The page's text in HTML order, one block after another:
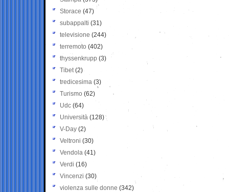
Storace (47)
subappalti (31)
televisione(244)
terremoto (402)
thyssenkrupp (3)
Tibet(2)
tredicesima (3)
Turismo (62)
Udc (64)
Università (128)
V-Day (2)
Veltroni (30)
Vendola (41)
Verdi (16)
Vincenzi (30)
violenza sulle donne (342)